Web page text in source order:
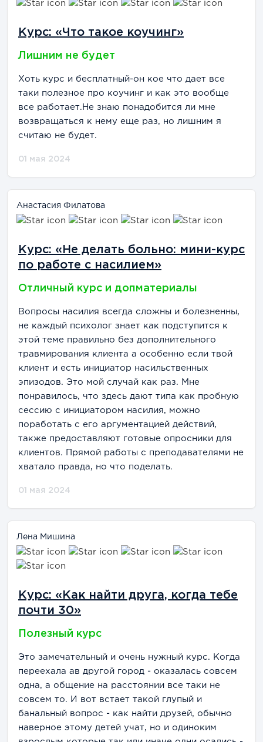
Курс: «Что такое коучинг»
Лишним не будет
Хоть курс и бесплатный-он кое что дает все
таки полезное про коучинг и как это вообще
все работает.Не знаю понадобится ли мне
возвращаться к нему еще раз, но лишним я
считаю не будет.
01 мая 2024
Анастасия Филатова
Курс: «Не делать больно: мини-курс
по работе с насилием»
Отличный курс и допматериалы
Вопросы насилия всегда сложны и болезненны,
не каждый психолог знает как подступится к
этой теме правильно без дополнительного
травмирования клиента а особенно если твой
клиент и есть инициатор насильственных
эпизодов. Это мой случай как раз. Мне
понравилось, что здесь дают типа как пробную
сессию с инициатором насилия, можно
поработать с его аргументацией действий,
также предоставляют готовые опросники для
клиентов. Прямой работы с преподавателями не
хватало правда, но что поделать.
01 мая 2024
Лена Мишина
Курс: «Как найти друга, когда тебе
почти 30»
Полезный курс
Это замечательный и очень нужный курс. Когда
переехала ав другой город - оказалась совсем
одна, а общение на расстоянии все таки не
совсем то. И вот встает такой глупый и
банальный вопрос - как найти друзей, обычно
наверное этому детей учат, но и одиноким